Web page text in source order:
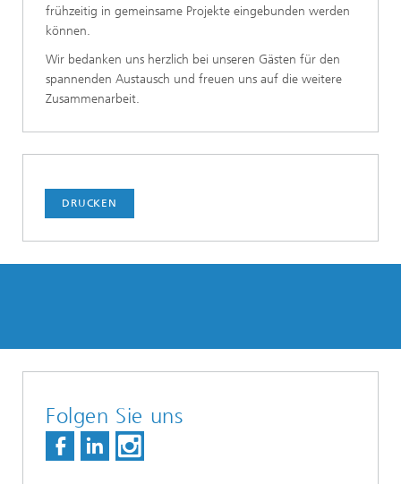
frühzeitig in gemeinsame Projekte eingebunden werden
können.
Wir bedanken uns herzlich bei unseren Gästen für den
spannenden Austausch und freuen uns auf die weitere
Zusammenarbeit.
DRUCKEN
Folgen Sie uns